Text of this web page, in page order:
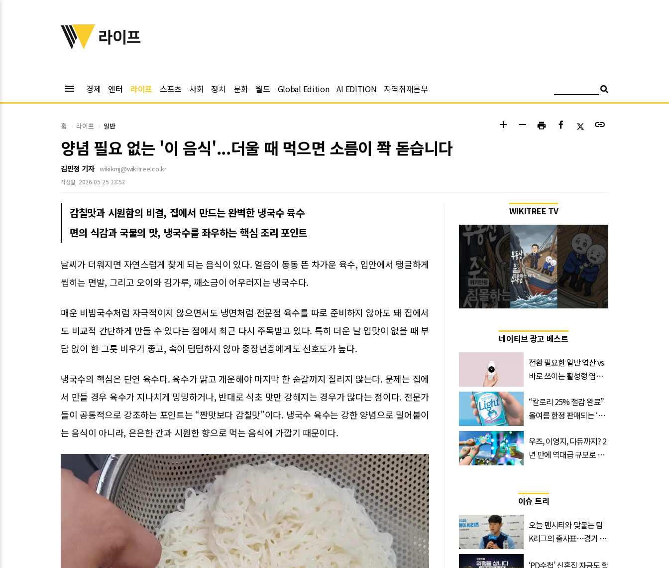
위키트리
라이프
menu 경제 엔터 라이프 스포츠 사회 정치 문화 월드 Global Edition AI EDITION 지역취재본부
홈 라이프 일반 add remove print link
양념 필요 없는 '이 음식'...더울 때 먹으면 소름이 쫙 돋습니다
김민정 기자 wikikmj@wikitree.co.kr
작성일 2026-05-25 13:53
감칠맛과 시원함의 비결, 집에서 만드는 완벽한 냉국수 육수
면의 식감과 국물의 맛, 냉국수를 좌우하는 핵심 조리 포인트
날씨가 더워지면 자연스럽게 찾게 되는 음식이 있다. 얼음이 동동 뜬 차가운 육수, 입안에서 탱글하게
씹히는 면발, 그리고 오이와 김가루, 깨소금이 어우러지는 냉국수다.
매운 비빔국수처럼 자극적이지 않으면서도 냉면처럼 전문점 육수를 따로 준비하지 않아도 돼 집에서
도 비교적 간단하게 만들 수 있다는 점에서 최근 다시 주목받고 있다. 특히 더운 날 입맛이 없을 때 부
담 없이 한 그릇 비우기 좋고, 속이 텁텁하지 않아 중장년층에게도 선호도가 높다.
냉국수의 핵심은 단연 육수다. 육수가 맑고 개운해야 마지막 한 숟갈까지 질리지 않는다. 문제는 집에
서 만들 경우 육수가 지나치게 밍밍하거나, 반대로 식초 맛만 강해지는 경우가 많다는 점이다. 전문가
들이 공통적으로 강조하는 포인트는 “짠맛보다 감칠맛”이다. 냉국수 육수는 강한 양념으로 밀어붙이
는 음식이 아니라, 은은한 간과 시원한 향으로 먹는 음식에 가깝기 때문이다.
WIKITREE TV
네이티브 광고 베스트
전환 필요한 일반 엽산 vs
바로 쓰이는 활성형 엽
‘Quatrefolic®’ 주목
“칼로리 25% 절감 완료”
올여름 한정 판매되는 ‘최
우즈, 이영지, 다듀까지? 2
년 만에 역대급 규모로 돌
이슈 트리
오늘 맨시티와 맞붙는 팀
K리그의 출사표…경기 시
‘PD수첩’ 신혼집 자금도 학